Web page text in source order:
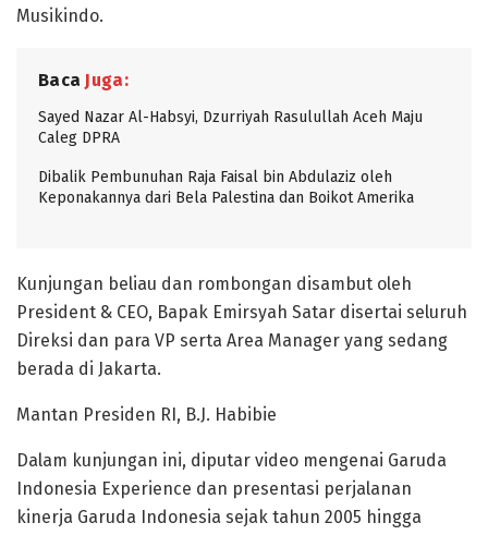
Musikindo.
Baca Juga:
Sayed Nazar Al-Habsyi, Dzurriyah Rasulullah Aceh Maju
Caleg DPRA
Dibalik Pembunuhan Raja Faisal bin Abdulaziz oleh
Keponakannya dari Bela Palestina dan Boikot Amerika
Kunjungan beliau dan rombongan disambut oleh
President & CEO, Bapak Emirsyah Satar disertai seluruh
Direksi dan para VP serta Area Manager yang sedang
berada di Jakarta.
Mantan Presiden RI, B.J. Habibie
Dalam kunjungan ini, diputar video mengenai Garuda
Indonesia Experience dan presentasi perjalanan
kinerja Garuda Indonesia sejak tahun 2005 hingga